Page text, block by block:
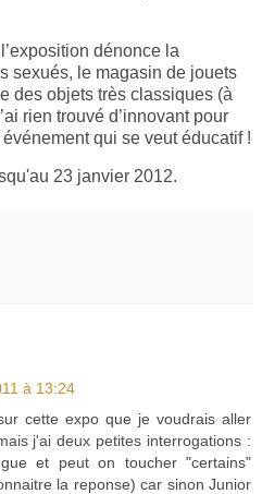
dénonce la
sexués, le magasin de jouets
des objets très classiques (à
rien trouvé d’innovant pour
qui se veut éducatif !
23 janvier 2012.
à 13:24
cette expo que je voudrais aller
j'ai deux petites interrogations :
et peut on toucher "certains"
la reponse) car sinon Junior